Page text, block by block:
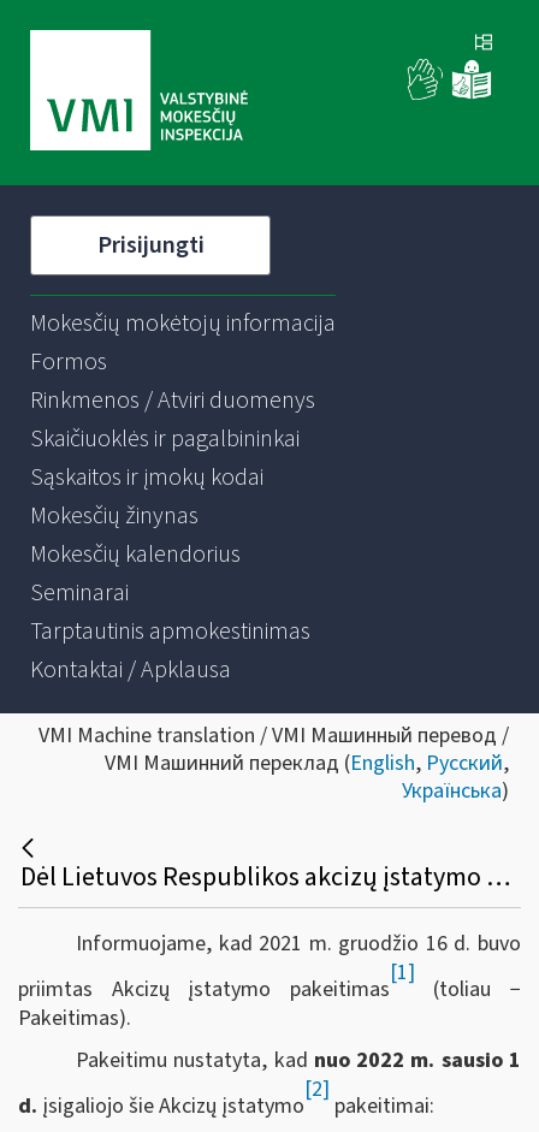
Prisijungti
Mokesčių mokėtojų informacija
Formos
Rinkmenos / Atviri duomenys
Skaičiuoklės ir pagalbininkai
Sąskaitos ir įmokų kodai
Mokesčių žinynas
Mokesčių kalendorius
Seminarai
Tarptautinis apmokestinimas
Kontaktai / Apklausa
VMI Machine translation / VMI Машинный перевод /
VMI Машинний переклад (English, Русский,
Українська)
Dėl Lietuvos Respublikos akcizų įstatymo 3, 22, 28, 29-1 straipsnių pakeitimo
Informuojame, kad 2021 m. gruodžio 16 d. buvo
priimtas Akcizų įstatymo pakeitimas
[1]
(toliau −
Pakeitimas).
Pakeitimu nustatyta, kad nuo 2022 m. sausio 1
d. įsigaliojo šie Akcizų įstatymo
[2]
pakeitimai: